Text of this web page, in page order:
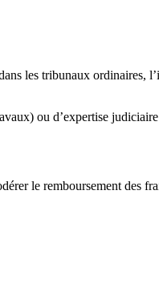
les tribunaux ordinaires,
ou d’expertise
le remboursement des